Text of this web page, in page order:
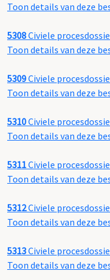
Toon details van deze
5308Civiele
Toon details van deze
5309Civiele
Toon details van deze
5310Civiele
Toon details van deze
5311Civiele
Toon details van deze
5312Civiele
Toon details van deze
5313Civiele
Toon details van deze